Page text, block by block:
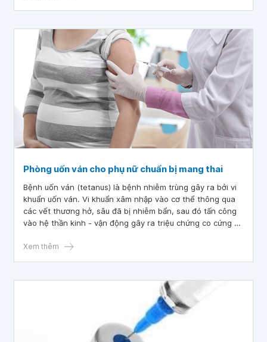
Phòng uốn ván cho phụ nữ chuẩn bị mang thai
Bệnh uốn ván (tetanus) là bệnh nhiễm trùng gây ra bởi vi
khuẩn uốn ván. Vi khuẩn xâm nhập vào cơ thể thông qua
các vết thương hở, sâu đã bị nhiễm bẩn, sau đó tấn công
vào hệ thần kinh - vận động gây ra triệu chứng co cứng cơ
Xem thêm